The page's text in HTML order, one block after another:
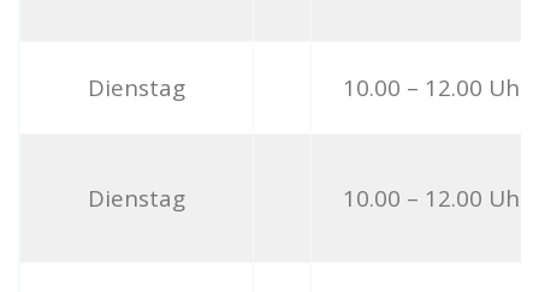
Dienstag 10.00 – 12.00 Uhr
Dienstag 10.00 – 12.00 Uhr